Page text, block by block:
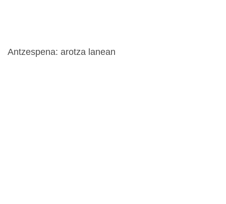
Antzespena: arotza lanean